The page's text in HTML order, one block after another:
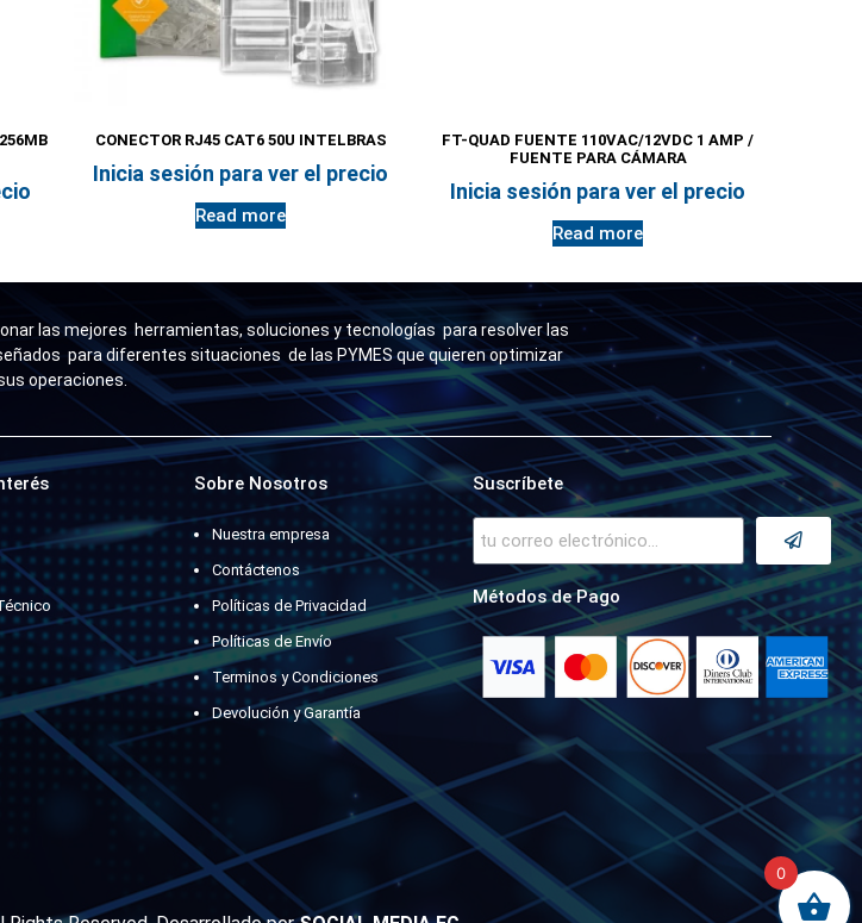
CONECTOR RJ45 CAT6 50U INTELBRAS
Inicia sesión para ver el precio
Read more
FT-QUAD FUENTE 110VAC/12VDC 1 AMP /
FUENTE PARA CÁMARA
Inicia sesión para ver el precio
Read more
las mejores herramientas, soluciones y tecnologías para resolver las
para diferentes situaciones de las PYMES que quieren optimizar
operaciones.
Sobre Nosotros
Nuestra empresa
Contáctenos
Políticas de Privacidad
Políticas de Envío
Terminos y Condiciones
Devolución y Garantía
Suscríbete
Métodos de Pago
0